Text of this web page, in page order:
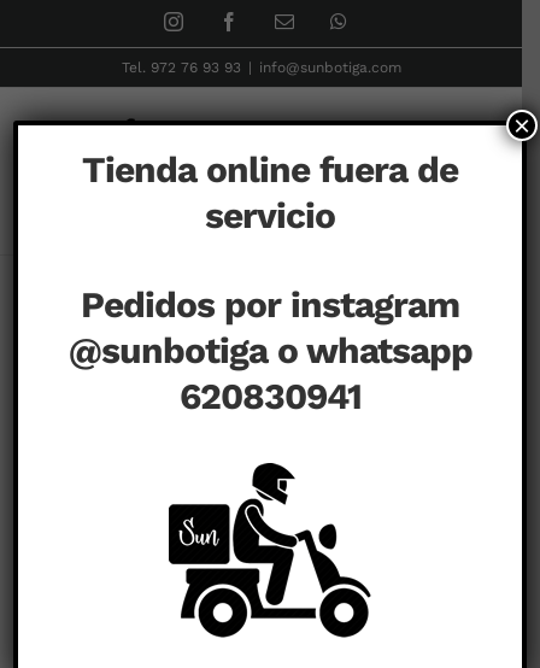
to
content
InstagramFacebookCorreoWhatsApp
Tel. 972 76 93 93 info@sunbotiga.com
Tienda online fuera de
servicio
Pedidos por instagram
@sunbotiga o whatsapp
620830941
×